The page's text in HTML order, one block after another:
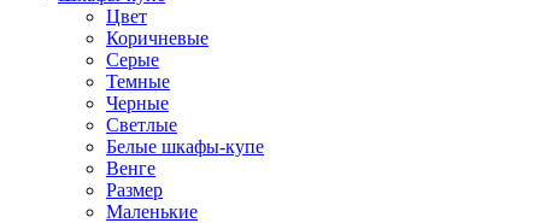
Цвет
Коричневые
Серые
Темные
Черные
Светлые
Белые шкафы-купе
Венге
Размер
Маленькие